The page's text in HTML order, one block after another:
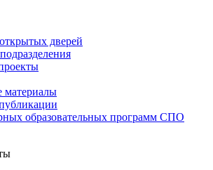
дверей
материалы
образовательных программ СПО